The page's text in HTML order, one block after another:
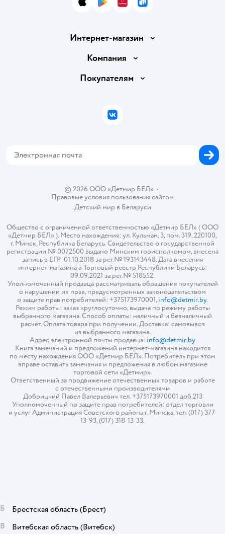
App StoreGoogle Play
AppGallery
RuStore
Интернет-магазин
Доставка и оплата
Правила продажи
Политика использования файлов cookie
Компания
Вакансии
Покупателям
Бонусные карты
© 2026 ООО «Детмир БЕЛ»•
Правовые условия пользования сайтом
Детский мир в Беларуси
Общество с ограниченной ответственностью «Детмир БЕЛ» ( ООО
«Детмир БЕЛ» ). Место нахождения: ул. Кульман, 3, пом. 319, 220100,
г. Минск, Республика Беларусь. Свидетельство о государственной
регистрации № 0072500 выдано Минским горисполкомом, внесена
запись в ЕГР 01.10.2018 за рег.№ 193143448. Дата внесения
интернет-магазина в Торговый реестр Республики Беларусь:
09.09.2021 за рег.№ 518552.
Уполномоченный продавца рассматривать обращения покупателей
о нарушении их прав, предусмотренных законодательством
о защите прав потребителей: +375173970001,info@detmir.by.
Режим работы: заказ круглосуточно, выдача по режиму работы
выбранного магазина. Способ оплаты: наличный и безналичный
расчёт. Оплата товара при получении. Доставка: самовывоз
из выбранного магазина.
Адрес электронной почты продавца: info@detmir.by
Книга замечаний и предложений интернет-магазина находится
по месту нахождения ООО «Детмир БЕЛ». Потребитель при этом
вправе оставить замечания и предложения в любом магазине
торговой сети «Детмир».
Ответственный за продвижение отечественных товаров и работе
с отечественными производителями
Добрицкий Павел Валерьевич тел. +375173970001 доб.213
Уполномоченный по защите прав потребителей: отдел торговли
и услуг Администрация Советского района г. Минска, тел. (017) 377-
13-93, (017) 318-13-33.
ВКонтакте
Б Брестская область (Брест)
В
Витебская область (Витебск)